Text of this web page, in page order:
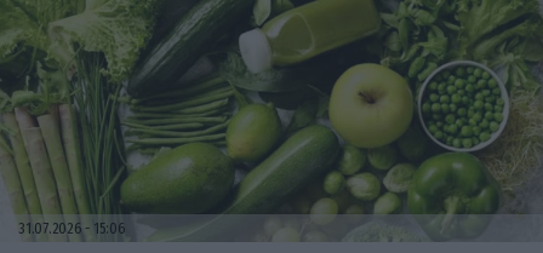
31.07.2026 15:06